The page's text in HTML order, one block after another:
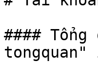
####
tongquan"